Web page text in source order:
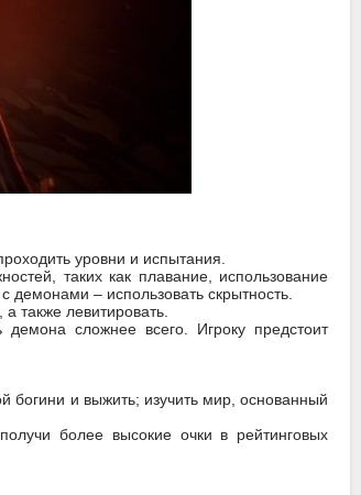
уровни и испытания.
таких как плавание, использование
– использовать скрытность.
также левитировать.
сложнее всего. Игроку предстоит
и выжить; изучить мир, основанный
более высокие очки в рейтинговых